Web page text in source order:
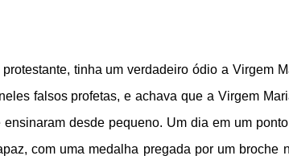
tinha um verdadeiro ódio a Virgem
falsos profetas, e achava que a Virgem
desde pequeno. Um dia em um
com uma medalha pregada por um